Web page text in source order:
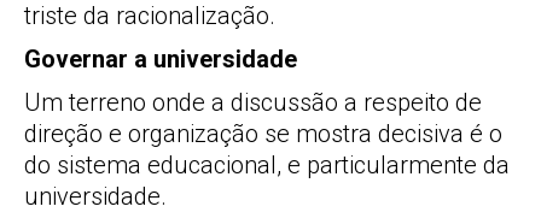
triste da racionalização.
Governar a universidade
Um terreno onde a discussão a respeito de
direção e organização se mostra decisiva é o
do sistema educacional, e particularmente da
universidade.